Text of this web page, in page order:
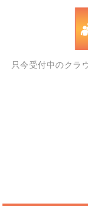
只今受付中のクラ